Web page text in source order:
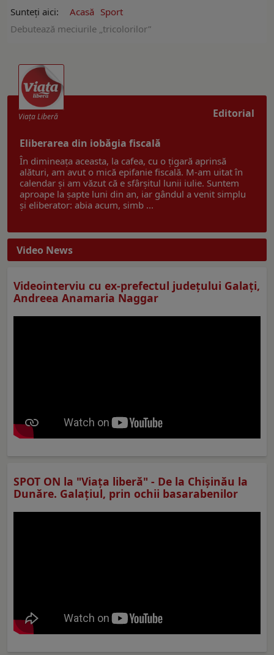
Sunteți aici: Acasă Sport
Debutează meciurile „tricolorilor”
Editorial
Viaţa Liberă
Eliberarea din iobăgia fiscală
În dimineața aceasta, la cafea, cu o țigară aprinsă
alături, am avut o mică epifanie fiscală. M-am uitat în
calendar și am văzut că e sfârșitul lunii iulie. Suntem
aproape la șapte luni din an, iar gândul a venit simplu
și eliberator: abia acum, simb ...
Video News
Videointerviu cu ex-prefectul judeţului Galaţi,
Andreea Anamaria Naggar
SPOT ON la "Viaţa liberă" - De la Chișinău la
Dunăre. Galațiul, prin ochii basarabenilor